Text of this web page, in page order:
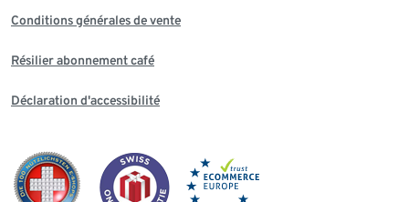
Conditions générales de vente
Résilier abonnement café
Déclaration d'accessibilité